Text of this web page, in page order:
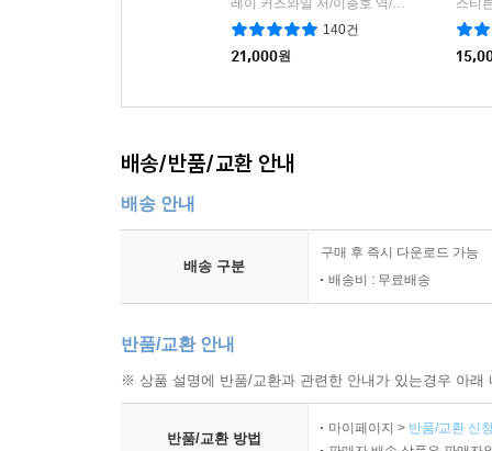
|
140건
21,000원
배송/반품/교환 안내
배송 안내
배송 구분
구매 후 즉시 다운로드 가능
배송비 : 무료배송
반품/교환 안내
※ 상품 설명에 반품/교환과 관련한 안내가 있는경우 아
반품/교환 방법
마이페이지 > 반품/교환 신